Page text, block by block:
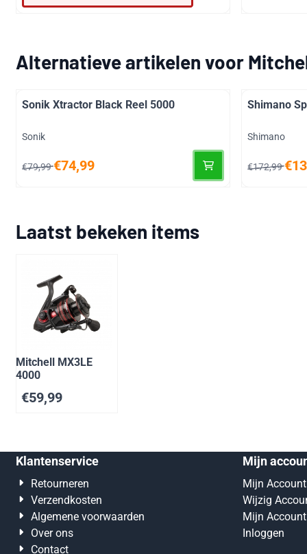
Alternatieve artikelen voor
Sonik Xtractor Black Reel 5000
Merk:
Sonik
Van 79,99 voor 74,99
€79,99€74,99
Shimano
Merk:
Shimano
Van 172,99
€172,99
Laatst bekeken items
Mitchell MX3LE
4000
€59,99
Klantenservice
Retourneren
Verzendkosten
Algemene voorwaarden
Over ons
Contact
Mijn
Mijn Account
Wijzig
Mijn
Inloggen